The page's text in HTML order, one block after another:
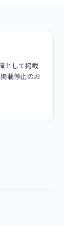
として掲載
載停止のお